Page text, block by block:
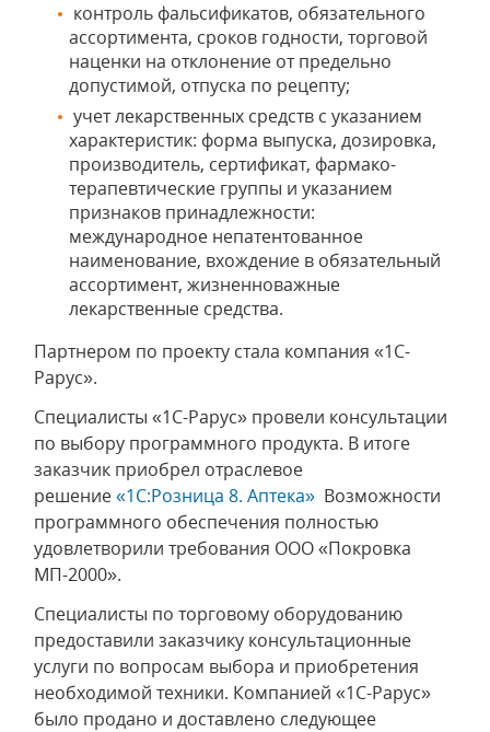
контроль фальсификатов, обязательного
ассортимента, сроков годности, торговой
наценки на отклонение от предельно
допустимой, отпуска по рецепту;
учет лекарственных средств с указанием
характеристик: форма выпуска, дозировка,
производитель, сертификат, фармако-
терапевтические группы и указанием
признаков принадлежности:
международное непатентованное
наименование, вхождение в обязательный
ассортимент, жизненноважные
лекарственные средства.
Партнером по проекту стала компания «1С-
Рарус».
Специалисты «1С-Рарус» провели консультации
по выбору программного продукта. В итоге
заказчик приобрел отраслевое
решение«1С:Розница 8. Аптека» Возможности
программного обеспечения полностью
удовлетворили требования ООО «Покровка
МП-2000».
Специалисты по торговому оборудованию
предоставили заказчику консультационные
услуги по вопросам выбора и приобретения
необходимой техники. Компанией «1С-Рарус»
было продано и доставлено следующее